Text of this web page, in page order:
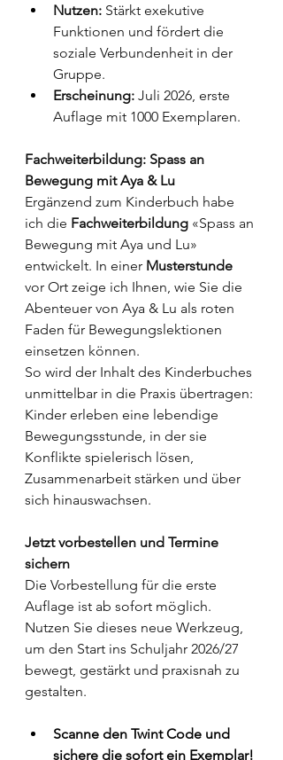
Nutzen: Stärkt exekutive
Funktionen und fördert die
soziale Verbundenheit in der
Gruppe.
Erscheinung: Juli 2026, erste
Auflage mit 1000 Exemplaren.
Fachweiterbildung: Spass an
Bewegung mit Aya & Lu
Ergänzend zum Kinderbuch habe
ich die Fachweiterbildung «Spass an
Bewegung mit Aya und Lu»
entwickelt. In einer Musterstunde
vor Ort zeige ich Ihnen, wie Sie die
Abenteuer von Aya & Lu als roten
Faden für Bewegungslektionen
einsetzen können.
So wird der Inhalt des Kinderbuches
unmittelbar in die Praxis übertragen:
Kinder erleben eine lebendige
Bewegungsstunde, in der sie
Konflikte spielerisch lösen,
Zusammenarbeit stärken und über
sich hinauswachsen.
Jetzt vorbestellen und Termine
sichern
Die Vorbestellung für die erste
Auflage ist ab sofort möglich.
Nutzen Sie dieses neue Werkzeug,
um den Start ins Schuljahr 2026/27
bewegt, gestärkt und praxisnah zu
gestalten.
Scanne den Twint Code und
sichere die sofort ein Exemplar!